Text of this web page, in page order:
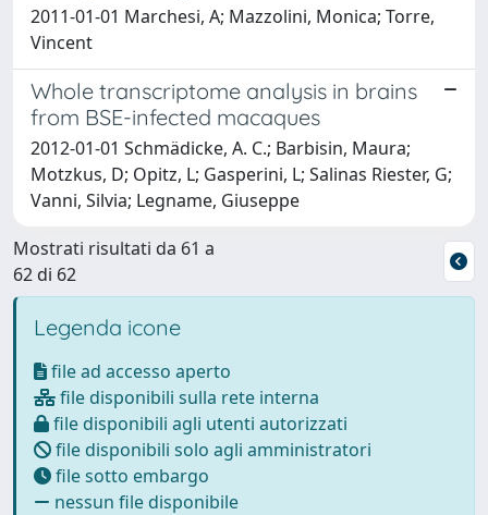
2011-01-01 Marchesi, A; Mazzolini, Monica; Torre,
Vincent
Whole transcriptome analysis in brains
from BSE-infected macaques
2012-01-01 Schmädicke, A. C.; Barbisin, Maura;
Motzkus, D; Opitz, L; Gasperini, L; Salinas Riester, G;
Vanni, Silvia; Legname, Giuseppe
Mostrati risultati da 61 a
62 di 62
Legenda icone
file ad accesso aperto
file disponibili sulla rete interna
file disponibili agli utenti autorizzati
file disponibili solo agli amministratori
file sotto embargo
nessun file disponibile